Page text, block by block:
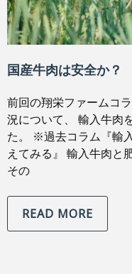
国産牛肉は安全か？
前回の翔栄ファームコ
況について、 輸入牛肉
た。 ※過去コラム『輸
えてみる』 輸入牛肉と
その
READ MORE